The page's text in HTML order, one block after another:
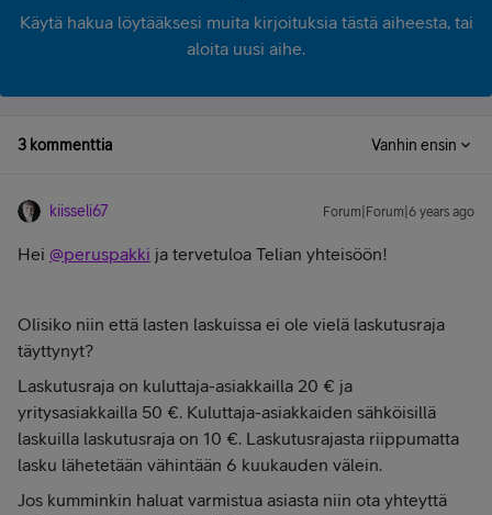
Käytä hakua löytääksesi muita kirjoituksia tästä aiheesta, tai
aloita uusi aihe.
3 kommenttia Vanhin ensin
kiisseli67 Forum|Forum|6 years ago
Hei @peruspakki ja tervetuloa Telian yhteisöön!
Olisiko niin että lasten laskuissa ei ole vielä laskutusraja
täyttynyt?
Laskutusraja on kuluttaja-asiakkailla 20 € ja
yritysasiakkailla 50 €. Kuluttaja-asiakkaiden sähköisillä
laskuilla laskutusraja on 10 €. Laskutusrajasta riippumatta
lasku lähetetään vähintään 6 kuukauden välein.
Jos kumminkin haluat varmistua asiasta niin ota yhteyttä